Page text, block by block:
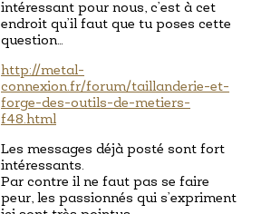
intéressant pour nous, c’est à cet
endroit qu’il faut que tu poses cette
question…
http://metal-
connexion.fr/forum/taillanderie-et-
forge-des-outils-de-metiers-
f48.html
Les messages déjà posté sont fort
intéressants.
Par contre il ne faut pas se faire
peur, les passionnés qui s’expriment